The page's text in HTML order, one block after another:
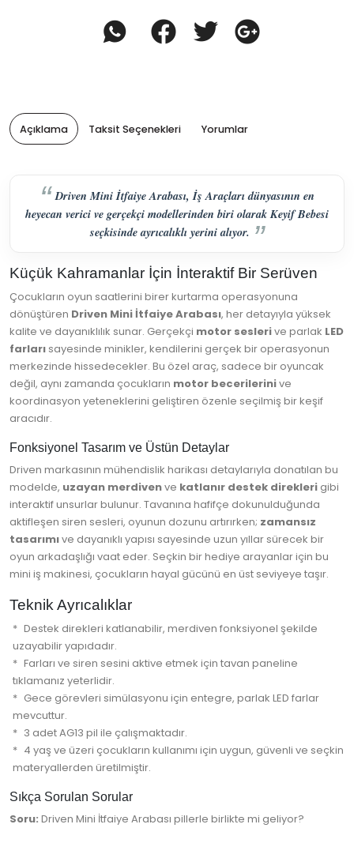
Açıklama Taksit Seçenekleri Yorumlar
Driven Mini İtfaiye Arabası, İş Araçları dünyasının en
heyecan verici ve gerçekçi modellerinden biri olarak Keyif Bebesi
seçkisinde ayrıcalıklı yerini alıyor.
Küçük Kahramanlar İçin İnteraktif Bir Serüven
Çocukların oyun saatlerini birer kurtarma operasyonuna
dönüştüren Driven Mini İtfaiye Arabası, her detayıyla yüksek
kalite ve dayanıklılık sunar. Gerçekçi motor seslerive parlak LED
farları sayesinde minikler, kendilerini gerçek bir operasyonun
merkezinde hissedecekler. Bu özel araç, sadece bir oyuncak
değil, aynı zamanda çocukların motor becerilerinive
koordinasyon yeteneklerini geliştiren özenle seçilmiş bir keşif
aracıdır.
Fonksiyonel Tasarım ve Üstün Detaylar
Driven markasının mühendislik harikası detaylarıyla donatılan bu
modelde, uzayan merdivenve katlanır destek direkleri gibi
interaktif unsurlar bulunur. Tavanına hafifçe dokunulduğunda
aktifleşen siren sesleri, oyunun dozunu artırırken; zamansız
tasarımıve dayanıklı yapısı sayesinde uzun yıllar sürecek bir
oyun arkadaşlığı vaat eder. Seçkin bir hediye arayanlar için bu
mini iş makinesi, çocukların hayal gücünü en üst seviyeye taşır.
Teknik Ayrıcalıklar
Destek direkleri katlanabilir, merdiven fonksiyonel şekilde
uzayabilir yapıdadır.
Farları ve siren sesini aktive etmek için tavan paneline
tıklamanız yeterlidir.
Gece görevleri simülasyonu için entegre, parlak LED farlar
mevcuttur.
3 adet AG13 pil ile çalışmaktadır.
4 yaş ve üzeri çocukların kullanımı için uygun, güvenli ve seçkin
materyallerden üretilmiştir.
Sıkça Sorulan Sorular
Soru: Driven Mini İtfaiye Arabası pillerle birlikte mi geliyor?